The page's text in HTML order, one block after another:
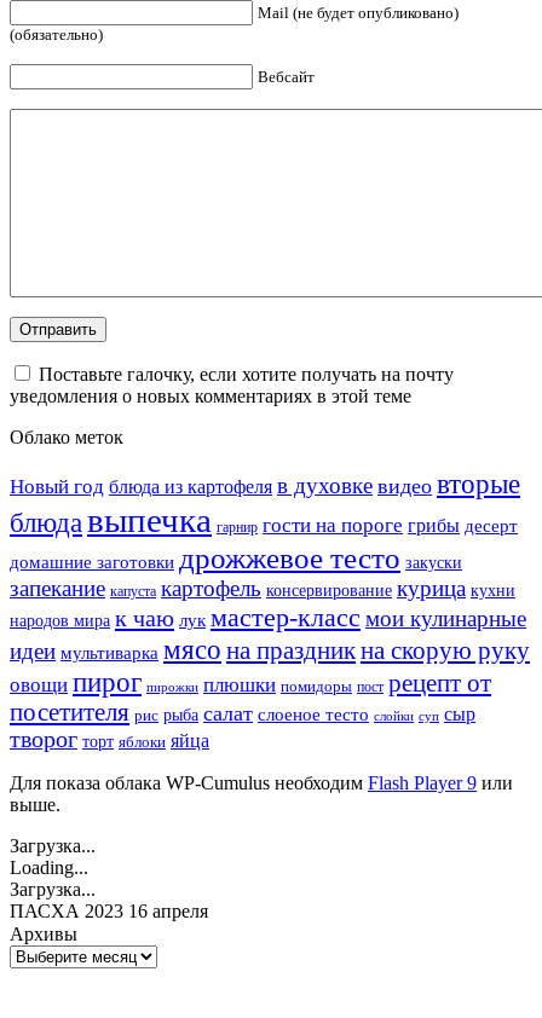
Mail (не будет опубликовано)
(обязательно)
Вебсайт
Поставьте галочку, если хотите получать на почту
уведомления о новых комментариях в этой теме
Облако меток
Новый год блюда из картофеля в духовке видео вторые
блюдавыпечка гарнир гости на пороге грибы десерт
домашние заготовки дрожжевое тесто закуски
запекание капуста картофель консервирование курица кухни
народов мира к чаю лук мастер-класс мои кулинарные
идеи мультиварка мясо на праздникна скорую руку
овощи пирог пирожки плюшки помидоры пост рецепт от
посетителя рис рыба салат слоеное тесто слойки суп сыр
творог торт яблоки яйца
Для показа облака WP-Cumulus необходим Flash Player 9 или
выше.
Загрузка...
Loading...
Загрузка...
ПАСХА 2023 16 апреля
Архивы
Архивы